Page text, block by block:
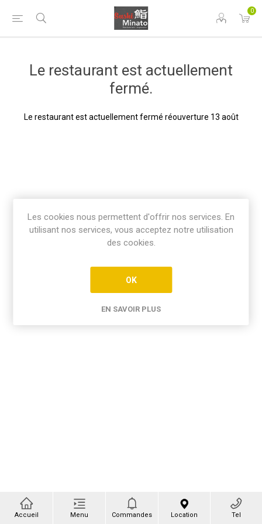
0
Le restaurant est actuellement
fermé.
Le restaurant est actuellement fermé réouverture 13 août
Accueil Menu Commandes Location Tel
Les cookies nous permettent d'offrir nos services. En
utilisant nos services, vous acceptez notre utilisation
des cookies.
OK
EN SAVOIR PLUS